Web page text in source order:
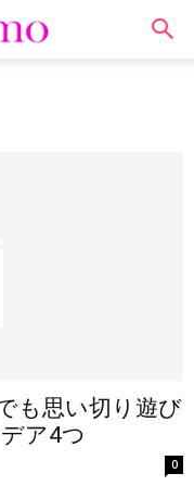
も思い切り遊び
ア4つ
0